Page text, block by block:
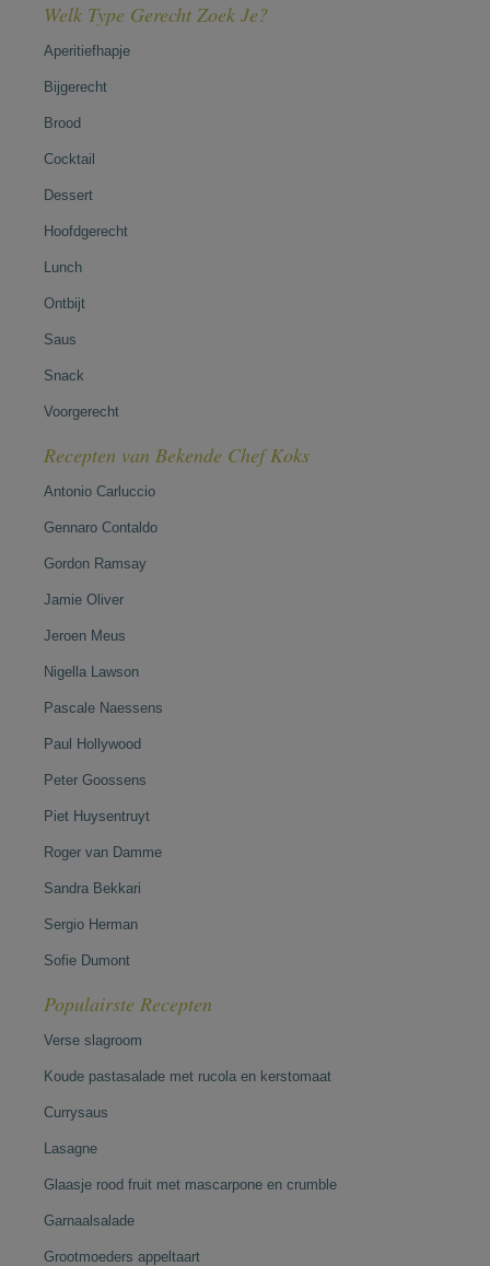
Welk Type Gerecht Zoek Je?
Aperitiefhapje
Bijgerecht
Brood
Cocktail
Dessert
Hoofdgerecht
Lunch
Ontbijt
Saus
Snack
Voorgerecht
Recepten van Bekende Chef Koks
Antonio Carluccio
Gennaro Contaldo
Gordon Ramsay
Jamie Oliver
Jeroen Meus
Nigella Lawson
Pascale Naessens
Paul Hollywood
Peter Goossens
Piet Huysentruyt
Roger van Damme
Sandra Bekkari
Sergio Herman
Sofie Dumont
Populairste Recepten
Verse slagroom
Koude pastasalade met rucola en kerstomaat
Currysaus
Lasagne
Glaasje rood fruit met mascarpone en crumble
Garnaalsalade
Grootmoeders appeltaart